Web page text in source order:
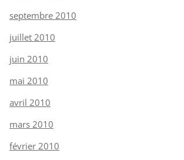
septembre 2010
juillet 2010
juin 2010
mai 2010
avril 2010
mars 2010
février 2010